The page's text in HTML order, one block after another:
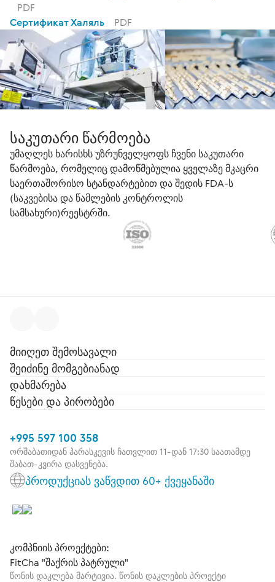
PDF
Сертификат Халяль
PDF
საკუთარი წარმოება
უმაღლეს ხარისხს უზრუნველყოფს ჩვენი საკუთარი
წარმოება, რომელიც დამოწმებულია ყველაზე მკაცრი
საერთაშორისო სტანდარტებით და შედის FDA-ს
(საკვებისა და წამლების კონტროლის
სამსახური)რეესტრში.
მიიღეთ შემოსავალი
შეიძინე მომგებიანად
დახმარება
წესები და პირობები
+995 597 100 358
ორშაბათიდან პარასკევის ჩათვლით 11-დან 17:30 საათამდე
შაბათ-კვირა დასვენება.
პროდუქციას ვაწვდით 60+ ქვეყანაში
კომპნიის პროექტები:
FitCha "შაქრის პატრული"
წონის დაკლება მარტივია. წონის დაკლების პროექტი